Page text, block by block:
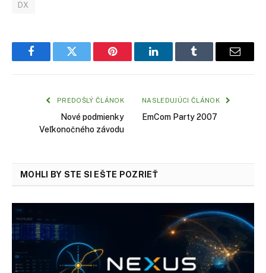
DX
FacebookTwitter Pinterest LinkedInTumblr Email
PREDOŠLÝ ČLÁNOK
Nové podmienky
Veľkonočného závodu
NASLEDUJÚCI ČLÁNOK
EmCom Party 2007
MOHLI BY STE SI EŠTE POZRIEŤ